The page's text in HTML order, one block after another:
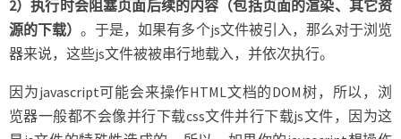
2）执行时会阻塞页面后续的内容（包括页面的渲染、其它资
源的下载）。于是，如果有多个js文件被引入，那么对于浏览
器来说，这些js文件被被串行地载入，并依次执行。
因为javascript可能会来操作HTML文档的DOM树，所以，浏
览器一般都不会像并行下载css文件并行下载js文件，因为这